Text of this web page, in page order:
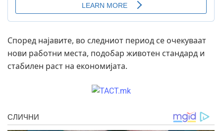
Според најавите, во следниот период се очекуваат
нови работни места, подобар животен стандард и
стабилен раст на економијата.